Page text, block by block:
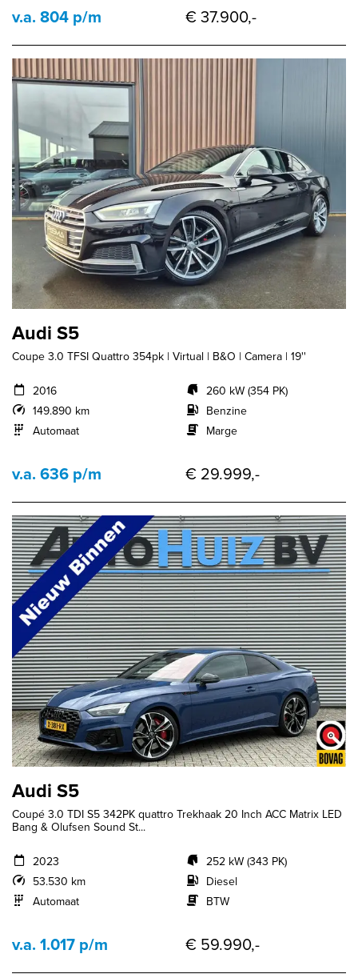
v.a. 804 p/m € 37.900,-
Audi S5
Coupe 3.0 TFSI Quattro 354pk | Virtual | B&O | Camera | 19''
2016
149.890 km
Automaat
260 kW (354 PK)
Benzine
Marge
v.a. 636 p/m € 29.999,-
Audi S5
Coupé 3.0 TDI S5 342PK quattro Trekhaak 20 Inch ACC Matrix LED
Bang & Olufsen Sound St...
2023
53.530 km
Automaat
252 kW (343 PK)
Diesel
BTW
v.a. 1.017 p/m € 59.990,-